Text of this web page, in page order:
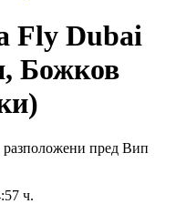
Fly Dubai
Божков
разположени пред Вип
ч.